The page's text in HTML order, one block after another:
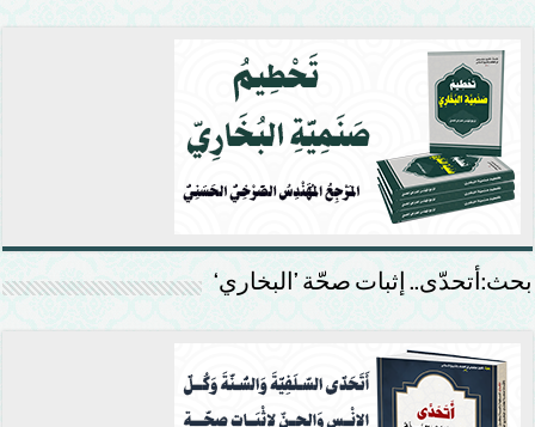
بحث:أتحدّى.. إثبات صحّة ’البخاري‘